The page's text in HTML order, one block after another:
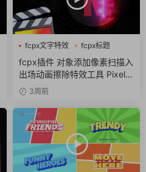
fcpx文字特效
fcpx标题
像素
fcpx插件 对象添加像素扫描入
出场动画擦除特效工具 Pixel S
can3周前